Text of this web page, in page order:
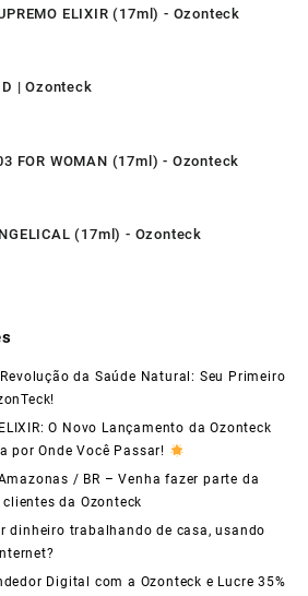
ELIXIR (17ml) - Ozonteck
D | Ozonteck
FOR WOMAN (17ml) - Ozonteck
(17ml) - Ozonteck
da Saúde Natural: Seu Primeiro
O Novo Lançamento da Ozonteck
por Onde Você Passar!
/ BR – Venha fazer parte da
da Ozonteck
dinheiro trabalhando de casa, usando
Digital com a Ozonteck e Lucre 35%